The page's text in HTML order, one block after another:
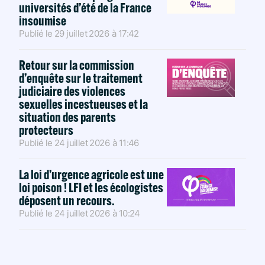
universités d’été de la France
insoumise
Publié le 29 juillet 2026 à 17:42
Retour sur la commission
d’enquête sur le traitement
judiciaire des violences
sexuelles incestueuses et la
situation des parents
protecteurs
Publié le 24 juillet 2026 à 11:46
La loi d’urgence agricole est une
loi poison ! LFI et les écologistes
déposent un recours.
Publié le 24 juillet 2026 à 10:24